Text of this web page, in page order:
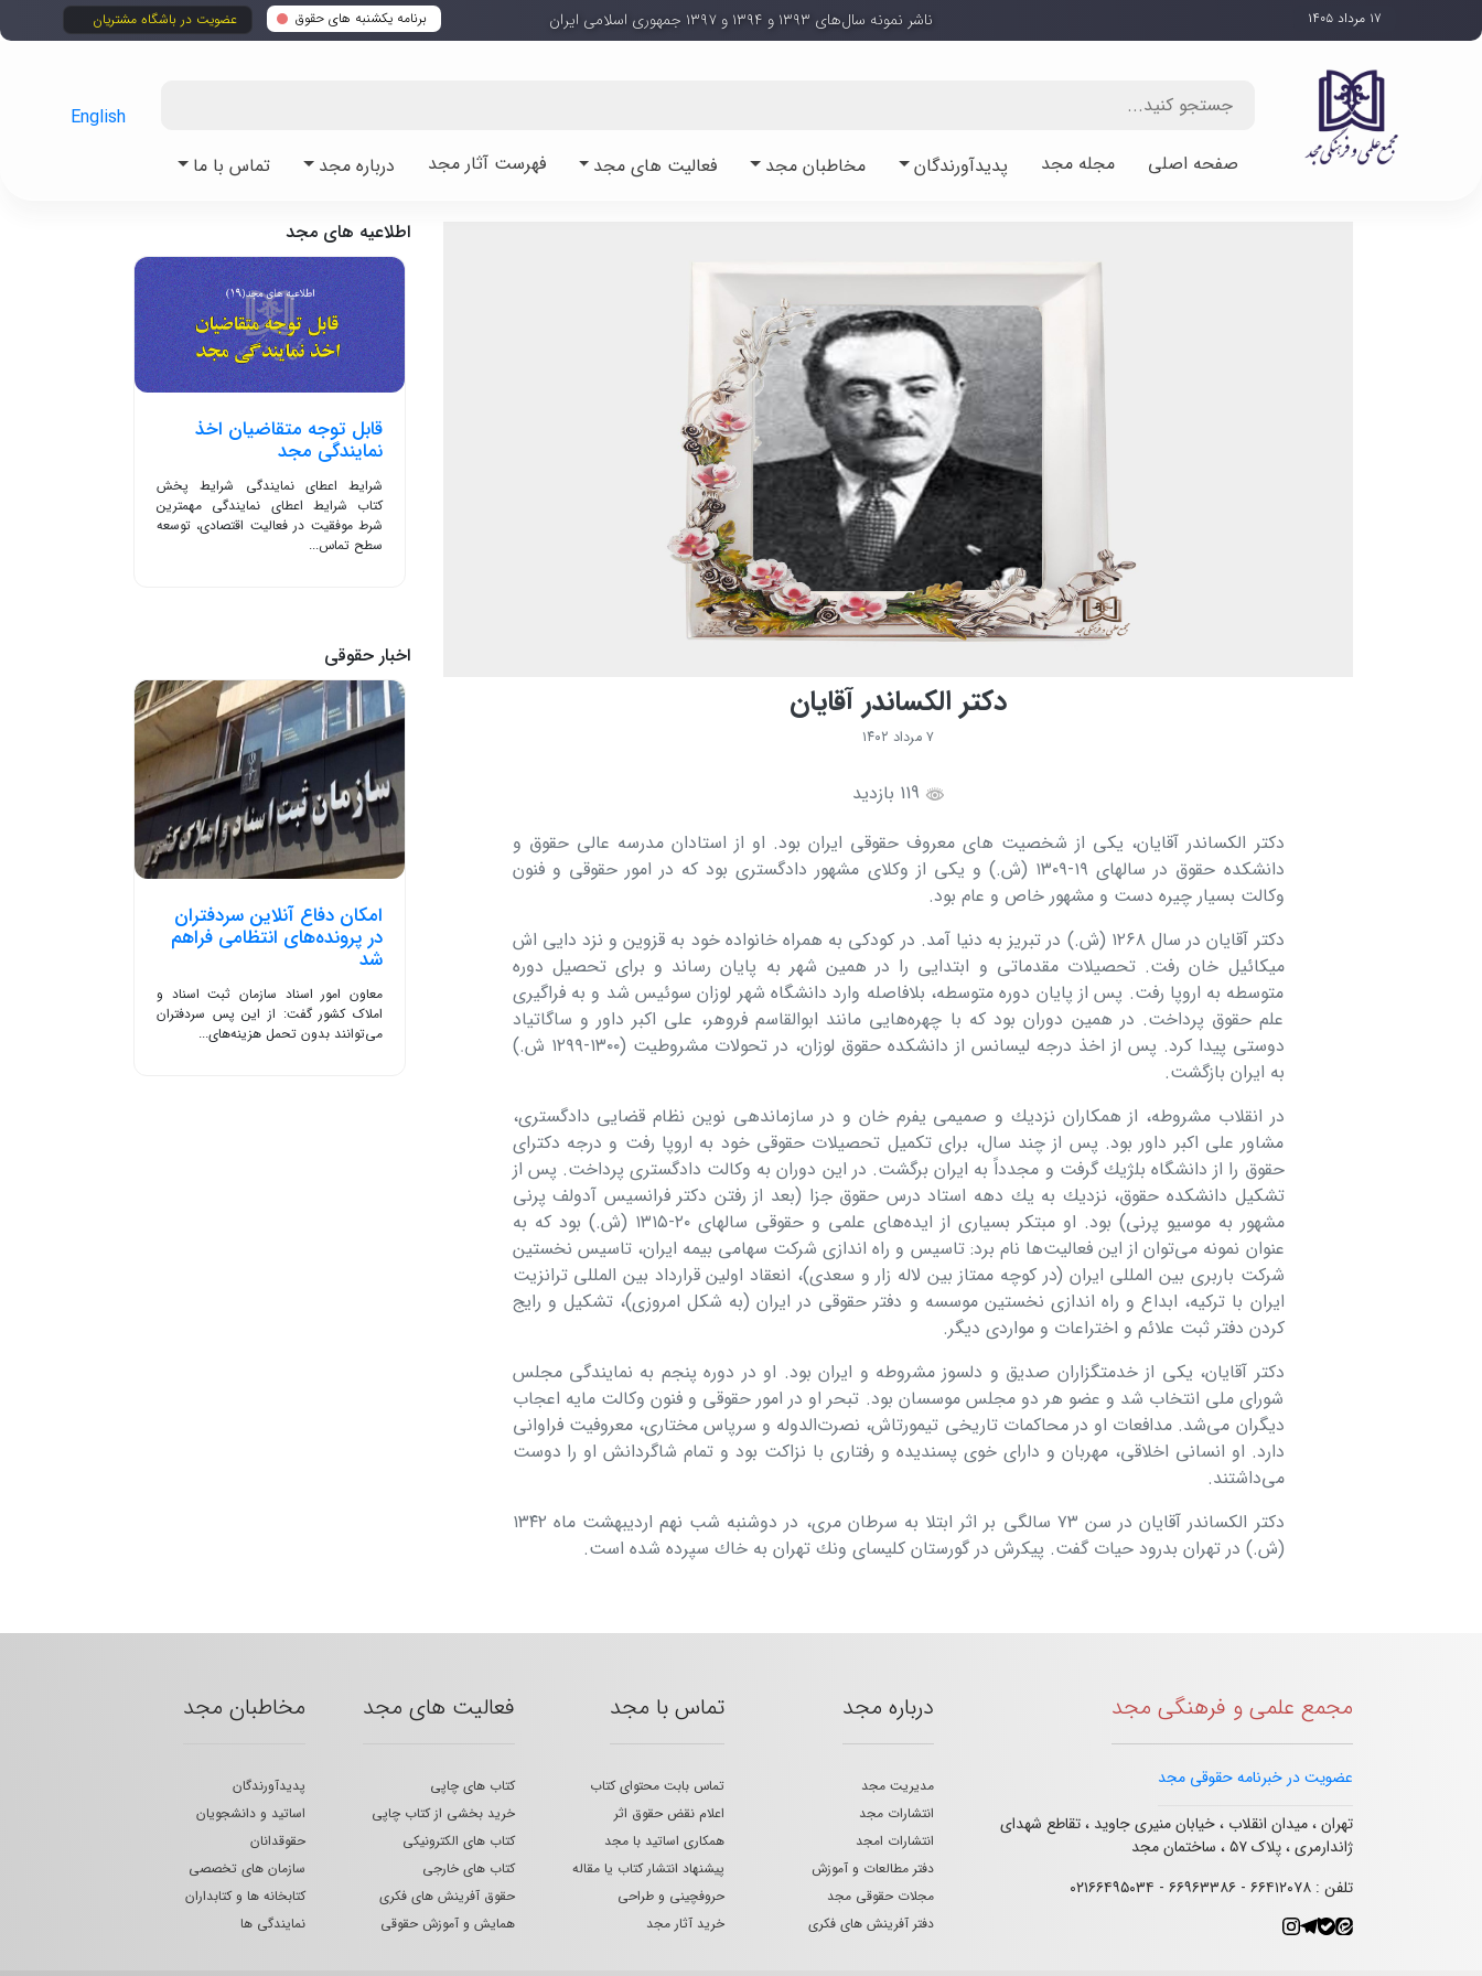
برنامه یکشنبه های حقوق عضویت در باشگاه مشتریان ۱۷ مرداد ۱۴۰۵ ناشر نمونه سال‌های ۱۳۹۳ و ۱۳۹۴ و ۱۳۹۷ جمهوری اسلامی ایران
صفحه اصلی مجله مجد پدیدآورندگان مخاطبان مجد فعالیت های مجد فهرست آثار مجد درباره مجد تماس با ما
English
دكتر الكساندر آقایان
۷ مرداد ۱۴۰۲
دكتر الكساندر آقایان، یكی از شخصیت های معروف حقوقی ایران بود. او از استادان مدرسه عالی حقوق و
دانشكده حقوق در سالهای ۱۹-۱۳۰۹ (ش.) و یكی از وكلای مشهور دادگستری بود كه در امور حقوقی و فنون
وكالت بسیار چیره دست و مشهور خاص و عام بود.
دكتر آقایان در سال ۱۲۶۸ (ش.) در تبریز به دنیا آمد. در كودكی به همراه خانواده خود به قزوین و نزد دایی اش
میكائیل خان رفت. تحصیلات مقدماتی و ابتدایی را در همین شهر به پایان رساند و برای تحصیل دوره
متوسطه به اروپا رفت. پس از پایان دوره متوسطه، بلافاصله وارد دانشگاه شهر لوزان سوئیس شد و به فراگیری
علم حقوق پرداخت. در همین دوران بود كه با چهره‌هایی مانند ابوالقاسم فروهر، علی اكبر داور و ساگاتیاد
دوستی پیدا كرد. پس از اخذ درجه لیسانس از دانشكده حقوق لوزان، در تحولات مشروطیت (۱۳۰۰-۱۲۹۹ ش.)
به ایران بازگشت.
در انقلاب مشروطه، از همكاران نزدیك و صمیمی یفرم خان و در سازماندهی نوین نظام قضایی دادگستری،
مشاور علی اكبر داور بود. پس از چند سال، برای تكمیل تحصیلات حقوقی خود به اروپا رفت و درجه دكترای
حقوق را از دانشگاه بلژیك گرفت و مجدداً به ایران برگشت. در این دوران به وكالت دادگستری پرداخت. پس از
تشكیل دانشكده حقوق، نزدیك به یك دهه استاد درس حقوق جزا (بعد از رفتن دکتر فرانسیس آدولف پرنی
مشهور به موسیو پرنی) بود. او مبتكر بسیاری از ایده‌های علمی و حقوقی سالهای ۲۰-۱۳۱۵ (ش.) بود كه به
عنوان نمونه می‌توان از این فعالیت‌ها نام برد: تاسیس و راه اندازی شركت سهامی بیمه ایران، تاسیس نخستین
شركت باربری بین المللی ایران (در كوچه ممتاز بین لاله زار و سعدی)، انعقاد اولین قرارداد بین المللی ترانزیت
ایران با تركیه، ابداع و راه اندازی نخستین موسسه و دفتر حقوقی در ایران (به شكل امروزی)، تشكیل و رایج
كردن دفتر ثبت علائم و اختراعات و مواردی دیگر.
دكتر آقایان، یكی از خدمتگزاران صدیق و دلسوز مشروطه و ایران بود. او در دوره پنجم به نمایندگی مجلس
شورای ملی انتخاب شد و عضو هر دو مجلس موسسان بود. تبحر او در امور حقوقی و فنون وكالت مایه اعجاب
دیگران می‌شد. مدافعات او در محاكمات تاریخی تیمورتاش، نصرت‌الدوله و سرپاس مختاری، معروفیت فراوانی
دارد. او انسانی اخلاقی، مهربان و دارای خوی پسندیده و رفتاری با نزاكت بود و تمام شاگردانش او را دوست
می‌داشتند.
دكتر الكساندر آقایان در سن ۷۳ سالگی بر اثر ابتلا به سرطان مری، در دوشنبه شب نهم اردیبهشت ماه ۱۳۴۲
(ش.) در تهران بدرود حیات گفت. پیكرش در گورستان كلیسای ونك تهران به خاك سپرده شده است.
اطلاعیه های مجد
قابل توجه متقاضیان اخذ
نمایندگی مجد
شرایط اعطای نمایندگی شرایط پخش
کتاب شرایط اعطای نمایندگی مهمترین
شرط موفقیت در فعالیت اقتصادی، توسعه
سطح تماس...
اخبار حقوقی
امکان دفاع آنلاین سردفتران
در پرونده‌های انتظامی فراهم
شد
معاون امور اسناد سازمان ثبت اسناد و
املاک کشور گفت: از این پس سردفتران
می‌توانند بدون تحمل هزینه‌های...
مجمع علمی و فرهنگی مجد
عضویت در خبرنامه حقوقی مجد
تهران ، میدان انقلاب ، خیابان منیری جاوید ، تقاطع شهدای
ژاندارمری ، پلاک ۵۷ ، ساختمان مجد
تلفن : ۶۶۴۱۲۰۷۸ - ۶۶۹۶۳۳۸۶ - ۰۲۱۶۶۴۹۵۰۳۴
درباره مجد
مدیریت مجد
انتشارات مجد
انتشارات امجد
دفتر مطالعات و آموزش
مجلات حقوقی مجد
دفتر آفرینش های فکری
تماس با مجد
تماس بابت محتوای کتاب
اعلام نقض حقوق اثر
همکاری اساتید با مجد
پیشنهاد انتشار کتاب یا مقاله
حروفچینی و طراحی
خرید آثار مجد
فعالیت های مجد
کتاب های چاپی
خرید بخشی از کتاب چاپی
کتاب های الکترونیکی
کتاب های خارجی
حقوق آفرینش های فکری
همایش و آموزش حقوقی
مخاطبان مجد
پدیدآورندگان
اساتید و دانشجویان
حقوقدانان
سازمان های تخصصی
کتابخانه ها و کتابداران
نمایندگی ها